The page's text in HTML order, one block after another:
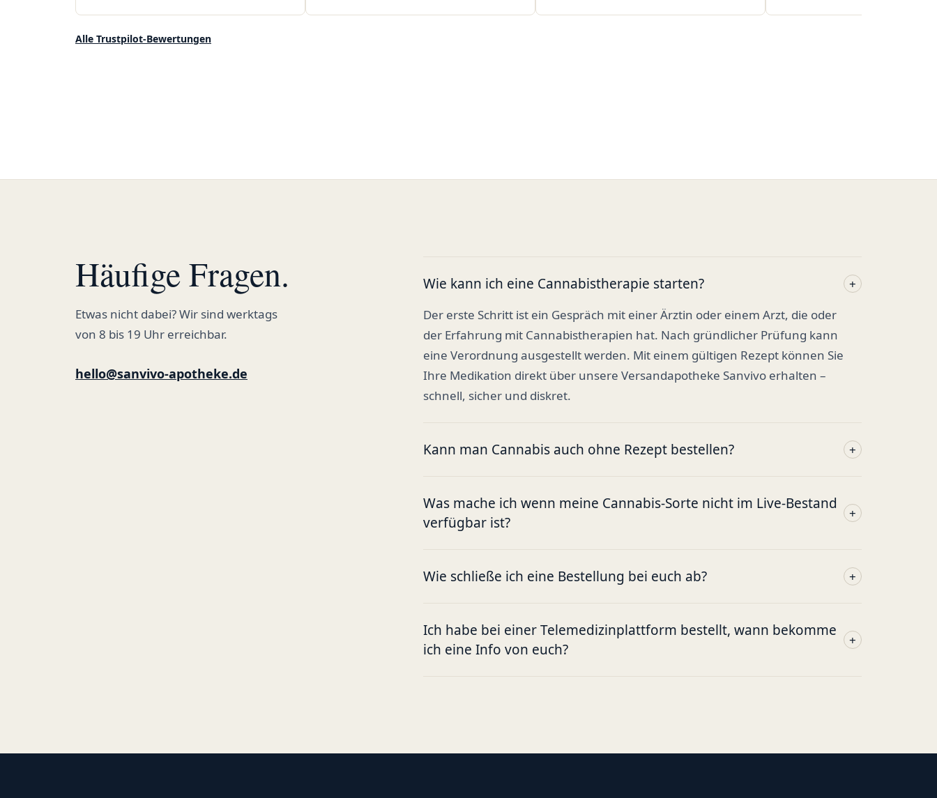
Qualität. Ich bestelle hier schon länger
Alle Trustpilot-Bewertungen
Häufige Fragen.
Etwas nicht dabei? Wir sind werktags
von 8 bis 19 Uhr erreichbar.
hello@sanvivo-apotheke.de
Wie kann ich eine Cannabistherapie starten?
+
Der erste Schritt ist ein Gespräch mit einer Ärztin oder einem Arzt, die oder
der Erfahrung mit Cannabistherapien hat. Nach gründlicher Prüfung kann
eine Verordnung ausgestellt werden. Mit einem gültigen Rezept können Sie
Ihre Medikation direkt über unsere Versandapotheke Sanvivo erhalten –
schnell, sicher und diskret.
Kann man Cannabis auch ohne Rezept bestellen? +
Was mache ich wenn meine Cannabis-Sorte nicht im Live-Bestand
verfügbar ist?
+
Wie schließe ich eine Bestellung bei euch ab? +
Ich habe bei einer Telemedizinplattform bestellt, wann bekomme
ich eine Info von euch?
+